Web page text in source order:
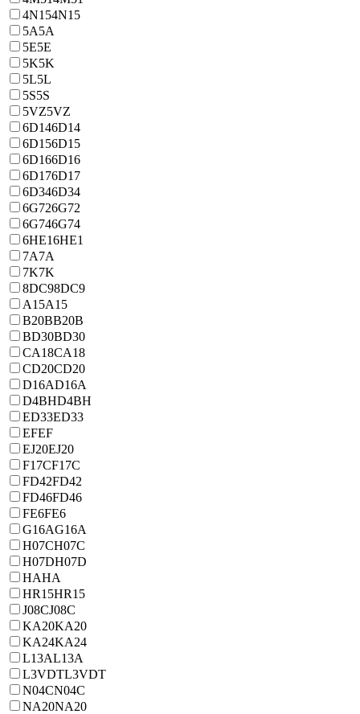
4N154N15
5A5A
5E5E
5K5K
5L5L
5S5S
5VZ5VZ
6D146D14
6D156D15
6D166D16
6D176D17
6D346D34
6G726G72
6G746G74
6HE16HE1
7A7A
7K7K
8DC98DC9
A15A15
B20BB20B
BD30BD30
CA18CA18
CD20CD20
D16AD16A
D4BHD4BH
ED33ED33
EFEF
EJ20EJ20
F17CF17C
FD42FD42
FD46FD46
FE6FE6
G16AG16A
H07CH07C
H07DH07D
HAHA
HR15HR15
J08CJ08C
KA20KA20
KA24KA24
L13AL13A
L3VDTL3VDT
N04CN04C
NA20NA20